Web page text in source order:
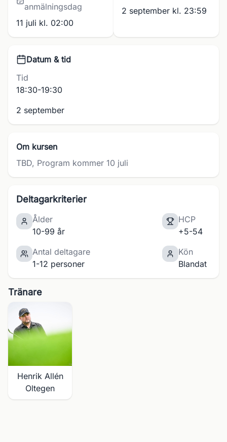
anmälningsdag
11 juli kl. 02:00
2 september kl. 23:59
Datum & tid
Tid
18:30-19:30
2 september
Om kursen
TBD, Program kommer 10 juli
Deltagarkriterier
Ålder
10-99 år
HCP
+5-54
Antal deltagare
1-12 personer
Kön
Blandat
Tränare
Henrik Allén
Oltegen